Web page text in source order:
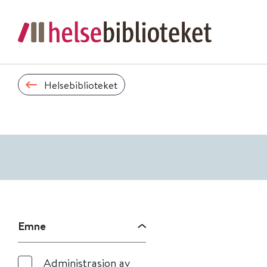
Helsebiblioteket
Emne
Administrasjon av